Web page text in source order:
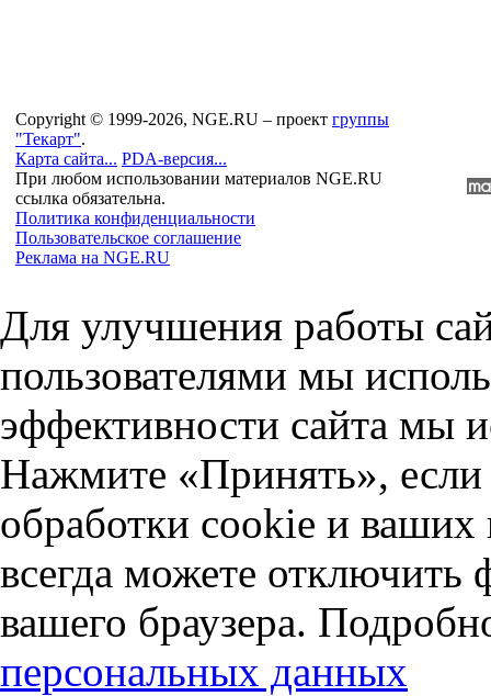
Copyright © 1999-2026, NGE.RU – проект группы
"Текарт".
Карта сайта... PDA-версия...
При любом использовании материалов NGE.RU
ссылка обязательна.
Политика конфиденциальности
Пользовательское соглашение
Реклама на NGE.RU
Для улучшения работы
пользователями мы
эффективности сайта мы
Нажмите «Принять», если
обработки cookie и
всегда можете отключить
вашего браузера.
персональных данных